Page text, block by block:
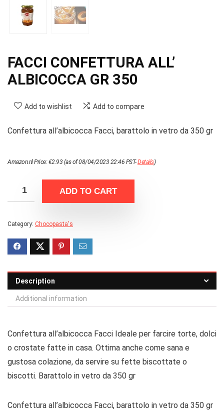
FACCI CONFETTURA ALL’
ALBICOCCA GR 350
Add to wishlist Add to compare
Confettura all’albicocca Facci, barattolo in vetro da 350 gr
Amazon.nl Price:€2.93 (as of 08/04/2023 22:46 PST-Details)
ADD TO CART
Category: Chocopasta's
Description
Additional information
Confettura all’albicocca Facci Ideale per farcire torte, dolci
o crostate fatte in casa. Ottima anche come sana e
gustosa colazione, da servire su fette biscottate o
biscotti. Barattolo in vetro da 350 gr
Confettura all’albicocca Facci, barattolo in vetro da 350 gr